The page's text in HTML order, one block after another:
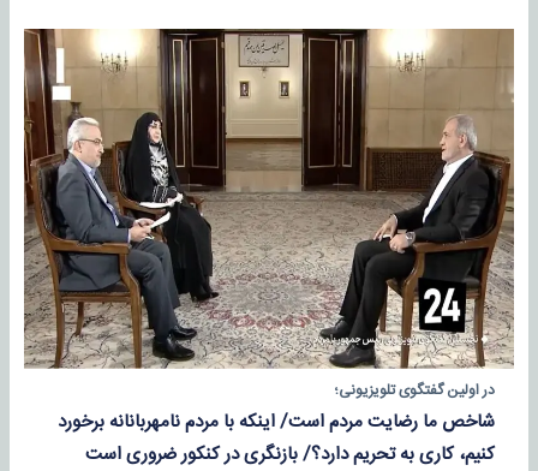
در اولین گفتگوی تلویزیونی؛
شاخص ما رضایت مردم است/ اینکه با مردم نامهربانانه برخورد
کنیم، کاری به تحریم دارد؟/ بازنگری در کنکور ضروری است